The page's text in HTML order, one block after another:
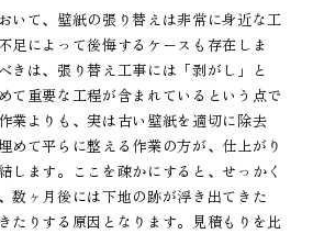
いて、壁紙の張り替えは非常に身近な工
足によって後悔するケースも存在しま
きは、張り替え工事には「剥がし」と
て重要な工程が含まれているという点で
業よりも、実は古い壁紙を適切に除去
めて平らに整える作業の方が、仕上がり
します。ここを疎かにすると、せっかく
数ヶ月後には下地の跡が浮き出てきた
たりする原因となります。見積もりを比